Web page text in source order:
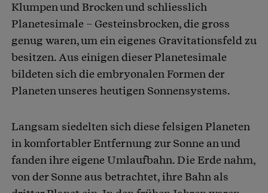
Klumpen und Brocken und schliesslich
Planetesimale – Gesteinsbrocken, die gross
genug waren, um ein eigenes Gravitationsfeld zu
besitzen. Aus einigen dieser Planetesimale
bildeten sich die embryonalen Formen der
Planeten unseres heutigen Sonnensystems.
Langsam siedelten sich diese felsigen Planeten
in komfortabler Entfernung zur Sonne an und
fanden ihre eigene Umlaufbahn. Die Erde nahm,
von der Sonne aus betrachtet, ihre Bahn als